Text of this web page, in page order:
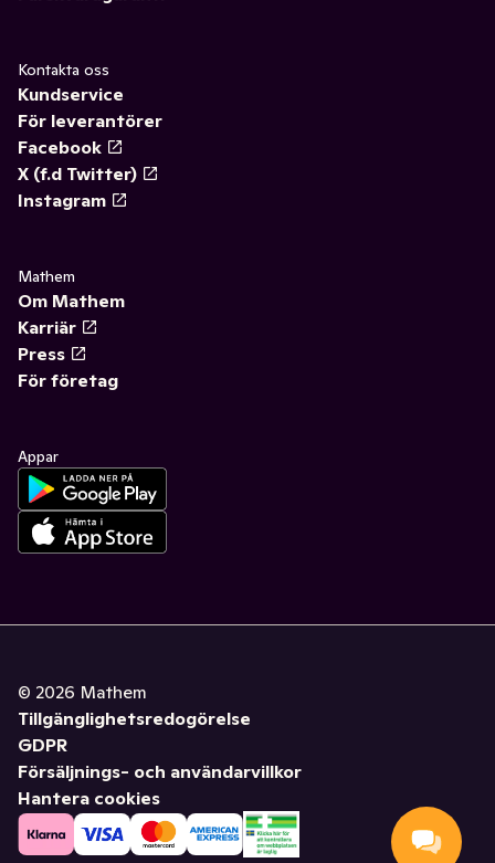
Kontakta oss
Kundservice
För leverantörer
Facebook
X (f.d Twitter)
Instagram
Mathem
Om Mathem
Karriär
Press
För företag
Appar
© 2026 Mathem
Tillgänglighetsredogörelse
GDPR
Försäljnings- och användarvillkor
Hantera cookies